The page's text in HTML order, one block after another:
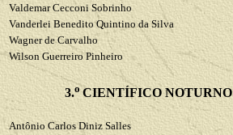
ValdemarCecconiSobrinho
Vanderlei Benedito Quintino da Silva
Wagner de Carvalho
Wilson Guerreiro Pinheiro
3.oCIENTÍFICO NOTURNO
Antônio Carlos Diniz Salles